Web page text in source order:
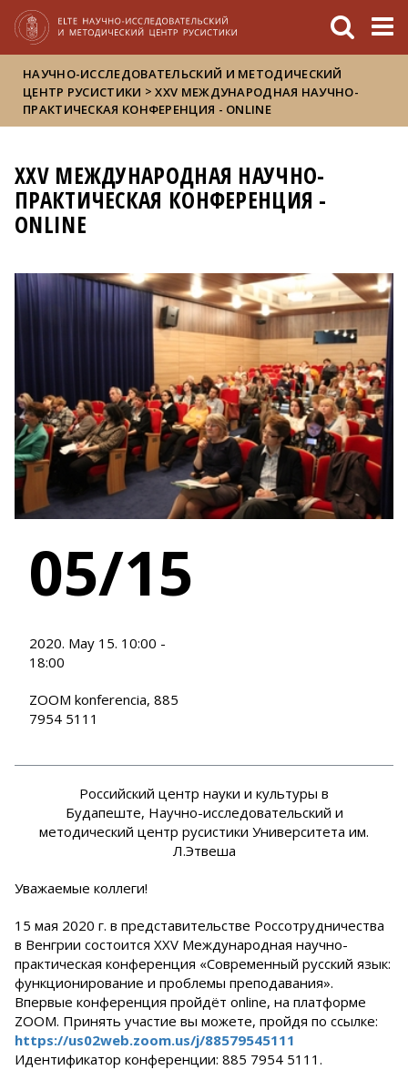
НАУЧНО-ИССЛЕДОВАТЕЛЬСКИЙ И МЕТОДИЧЕСКИЙ
ЦЕНТР РУСИСТИКИ >ХXV МЕЖДУНАРОДНАЯ НАУЧНО-
ПРАКТИЧЕСКАЯ КОНФЕРЕНЦИЯ - ONLINE
ХXV МЕЖДУНАРОДНАЯ НАУЧНО-
ПРАКТИЧЕСКАЯ КОНФЕРЕНЦИЯ -
ONLINE
05/15
2020. May 15. 10:00 -
18:00
ZOOM konferencia, 885
7954 5111
Российский центр науки и культуры в
Будапеште, Научно-исследовательский и
методический центр русистики Университета им.
Л.Этвеша
Уважаемые коллеги!
15 мая 2020 г. в представительстве Россотрудничества
в Венгрии состоится ХXV Международная научно-
практическая конференция «Современный русский язык:
функционирование и проблемы преподавания».
Впервые конференция пройдёт online, на платформе
ZOOM. Принять участие вы можете, пройдя по ссылке:
https://us02web.zoom.us/j/88579545111
Идентификатор конференции: 885 7954 5111.